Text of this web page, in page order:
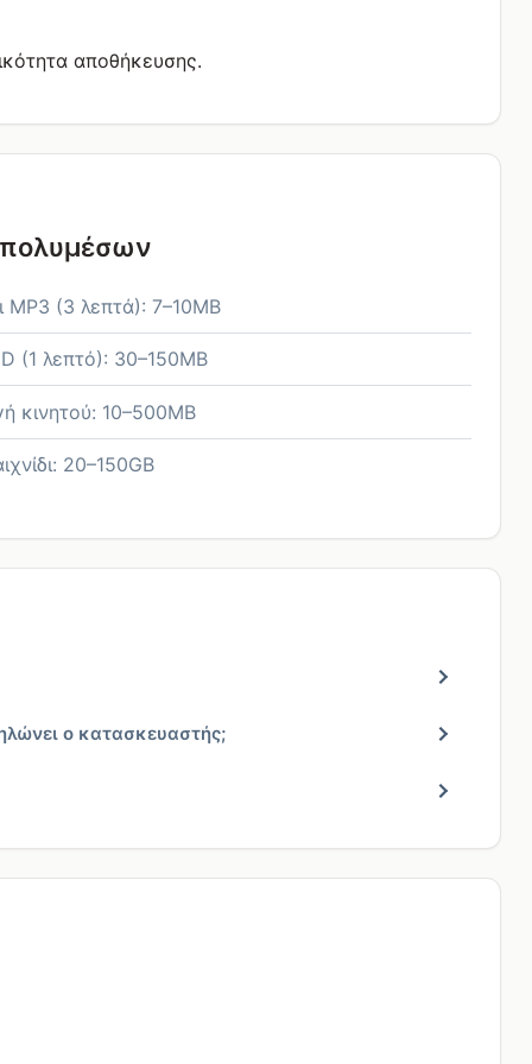
αποθήκευσης.
MP3 (3 λεπτά): 7–10MB
(1 λεπτό): 30–150MB
κινητού: 10–500MB
20–150GB
ο κατασκευαστής;